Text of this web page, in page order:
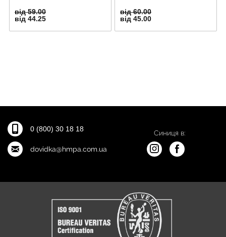
від 59.00
від 44.25
від 60.00
від 45.00
0 (800) 30 18 18
dovidka@hmpa.com.ua
Синиця в: